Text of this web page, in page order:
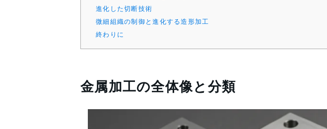
進化した切断技術
微細組織の制御と進化する造形加工
終わりに
金属加工の全体像と分類